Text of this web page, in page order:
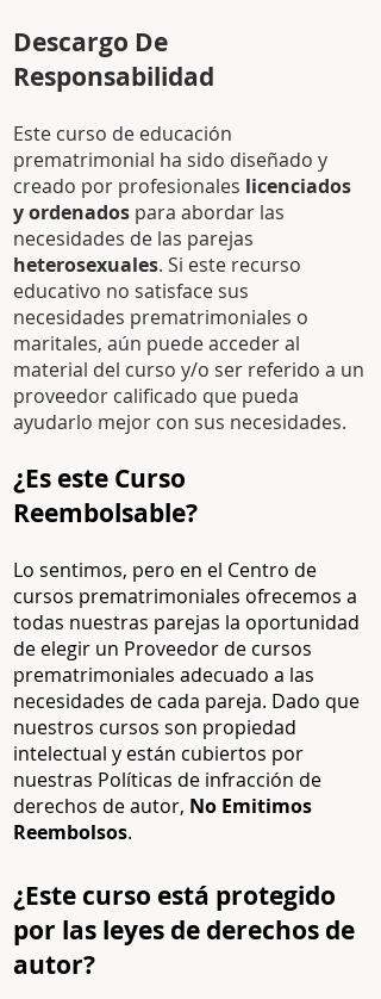
Descargo De
Responsabilidad
Este curso de educación
prematrimonial ha sido diseñado y
creado por profesionales licenciados
y ordenados para abordar las
necesidades de las parejas
heterosexuales. Si este recurso
educativo no satisface sus
necesidades prematrimoniales o
maritales, aún puede acceder al
material del curso y/o ser referido a un
proveedor calificado que pueda
ayudarlo mejor con sus necesidades.
¿Es este Curso
Reembolsable?
Lo sentimos, pero en el Centro de
cursos prematrimoniales ofrecemos a
todas nuestras parejas la oportunidad
de elegir un Proveedor de cursos
prematrimoniales adecuado a las
necesidades de cada pareja. Dado que
nuestros cursos son propiedad
intelectual y están cubiertos por
nuestras Políticas de infracción de
derechos de autor, No Emitimos
Reembolsos.
¿Este curso está protegido
por las leyes de derechos de
autor?